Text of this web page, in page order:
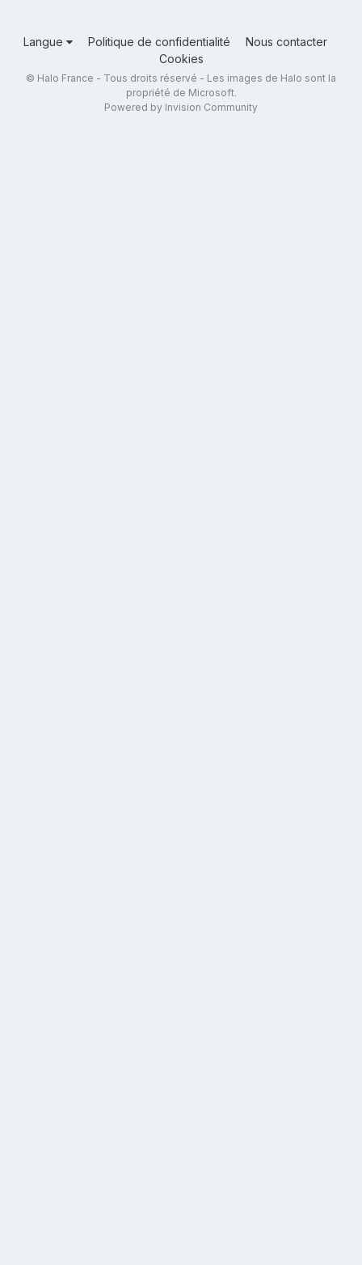
Langue Politique de confidentialité
Nous contacter
Cookies
© Halo France - Tous droits réservé - Les images de Halo sont la
propriété de Microsoft.
Powered by Invision Community